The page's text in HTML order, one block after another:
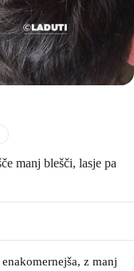
manj blešči, lasje pa
z manj